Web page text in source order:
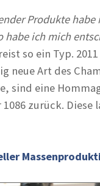
Produkte
habe ich mich
so ein Typ.
neue Art des
sind eine
1086 zurück.